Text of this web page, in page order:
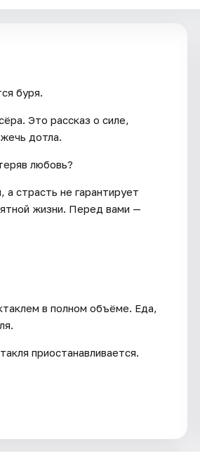
буря.
Это рассказ о силе,
дотла.
любовь?
страсть не гарантирует
жизни. Перед вами —
в полном объёме. Еда,
приостанавливается.